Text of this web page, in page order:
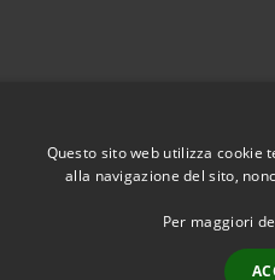
Questo sito web utilizza cookie
alla navigazione del sito,
Per maggiori